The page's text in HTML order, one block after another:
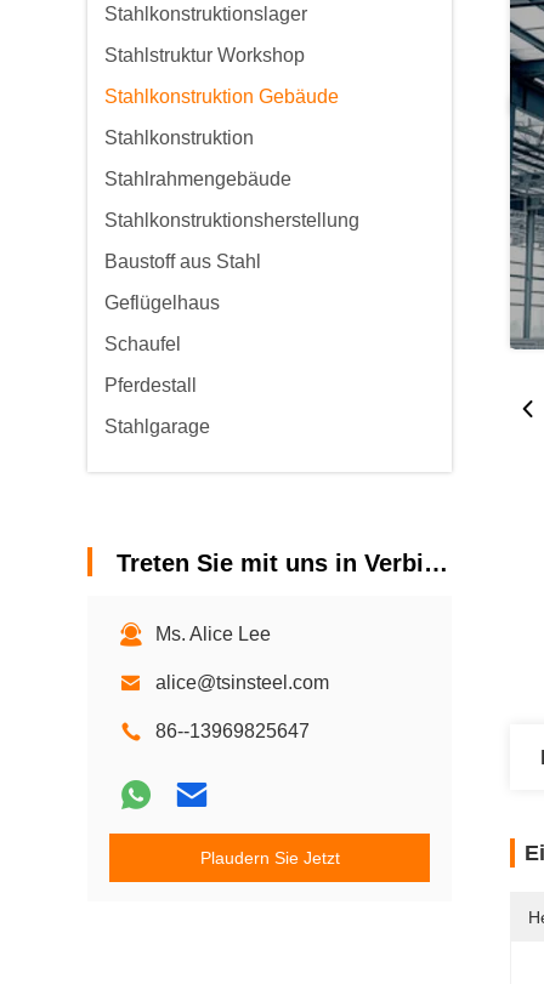
Stahlkonstruktionslager
Stahlstruktur Workshop
Stahlkonstruktion Gebäude
Stahlkonstruktion
Stahlrahmengebäude
Stahlkonstruktionsherstellung
Baustoff aus Stahl
Geflügelhaus
Schaufel
Pferdestall
Stahlgarage
Treten Sie mit uns in Verbindung
Ms. Alice Lee
alice@tsinsteel.com
86--13969825647
Plaudern Sie Jetzt